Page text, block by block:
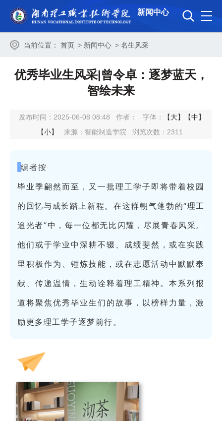
新闻中心
当前位置： 首页 > 新闻中心 > 名生风采
优秀毕业生风采|曾令卓：逐梦蓝天，
智绘未来
发布时间：2025-06-08 08:48 作者： 字体： 【大】
【中】
【小】
来源：智能制造学院 浏览次数： 2311
编者按
毕业季翩然而至，又一批理工学子即将带着校园
的回忆与成长踏上新程。在这群朝气蓬勃的“理工
追光者”中，每一位都无比闪耀，尽展青春风采。
他们或于学业中深耕不辍、成绩斐然，或在实践
里积极作为、锤炼技能，或在志愿活动中默默奉
献、传递温情，生动诠释着理工精神。本系列报
道将聚焦优秀毕业生们的故事，以榜样力量，激
励更多理工学子逐梦前行。